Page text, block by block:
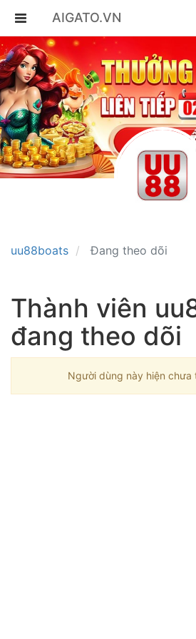
AIGATO.VN
uu88boats Đang theo dõi
Thành viên
đang theo dõi
Người dùng này hiện chưa